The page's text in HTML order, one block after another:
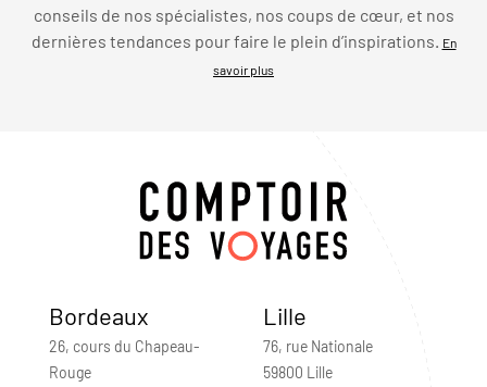
conseils de nos spécialistes, nos coups de cœur, et nos
dernières tendances pour faire le plein d’inspirations. En
savoir plus
Bordeaux
26, cours du Chapeau-
Rouge
Lille
76, rue Nationale
59800 Lille